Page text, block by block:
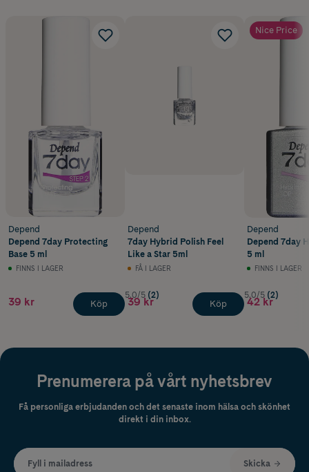
Depend
Depend 7day Protecting
Base 5 ml
FINNS I LAGER
39 kr Köp
Depend
7day Hybrid Polish Feel
Like a Star 5ml
FÅ I LAGER
5.0/5 (2)
39 kr Köp
Nice Price
Depend
Depend 7day
5 ml
FINNS I LAGER
5.0/5 (2)
42 kr
Prenumerera på vårt nyhetsbrev
Få personliga erbjudanden och det senaste inom hälsa och skönhet
direkt i din inbox.
Fyll i mailadress Skicka